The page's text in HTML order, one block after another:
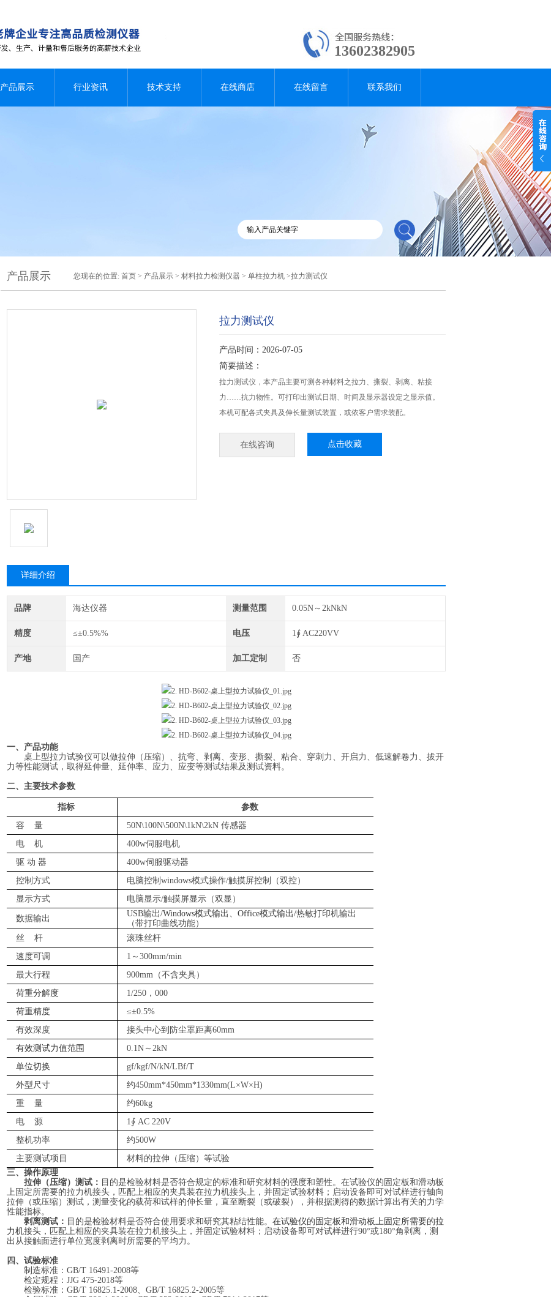
13602382905
产品展示 行业资讯 技术支持 在线商店 在线留言 联系我们
产品展示 您现在的位置: 首页 > 产品展示 > 材料拉力检测仪器 > 单柱拉力机 >拉力测试仪
拉力测试仪
产品时间：2026-07-05
简要描述：
拉力测试仪，本产品主要可测各种材料之拉力、撕裂、剥离、粘接
力……抗力物性。可打印出测试日期、时间及显示器设定之显示值。
本机可配各式夹具及伸长量测试装置，或依客户需求装配。
在线咨询 点击收藏
详细介绍
品牌 海达仪器 测量范围 0.05N～2kNkN
精度 ≤±0.5%% 电压 1∮ AC220VV
产地 国产 加工定制 否
一、 产品功能
桌上型拉力试验仪可以做拉伸（压缩）、抗弯、剥离、变形、撕裂、粘合、穿刺力、开启力、低速解卷力、拔开
力等性能测试，取得延伸量、延伸率、应力、应变等测试结果及测试资料。
二、主要技术参数
指标
参数
容
量
50N\100N\500N\1kN\2kN 传感器
电
机
400w伺服电机
驱 动 器
400w伺服驱动器
控制方式
电脑控制 windows模式操作/触摸屏控制（双控）
显示方式
电脑显示/触摸屏显示（双显）
数据输出
USB输出/Windows模式输出、Office模式输出/热敏打印机输出
（带打印曲线功能）
丝
杆
滚珠丝杆
速度可调
1 ～ 300mm/min
最大行程
900mm（不含夹具）
荷重分解度
1/250，000
荷重精度
≤±0.5%
有效深度
接头中心到防尘罩距离60mm
有效测试力值范围
0.1N～2kN
单位切换
gf/kgf/N/kN/LBf/T
外型尺寸
约450mm*450mm*1330mm(L×W×H)
重
量 约60kg
电
源 1∮ AC 220V
整机功率
约500W
主要测试项目
材料的拉伸（压缩）等试验
三、操作原理
拉伸（压缩）测试： 目的是检验材料是否符合规定的标准和研究材料的强度和塑性。 在试验仪的固定板和滑动板
上固定所需要的拉力机接头 ， 匹配上相应的夹具装在拉力机接头上，并固定试验材料 ； 启动设备即可对试样进行轴向
拉伸（或压缩） 测试， 测量变化的载荷和试样的伸长量，直至断裂（或破裂），并根据测得的数据计算出有关的力学
性能指标。
剥离测试： 目的是检验材料是否符合使用要求和研究其粘结性能。 在试验仪的固定板和滑动板上固定所需要的拉
力机接头 ， 匹配上相应的夹具装在拉力机接头上，并固定试验材料 ； 启动设备即可对试样进行90°或180°角剥离，测
出从接触面进行单位宽度剥离时所需要的平均力。
四、试验标准
制造标准： GB/T 16491-2008等
检定规程： JJG 475-2018等
检验标准： GB/T 16825.1-2008、GB/T 16825.2-2005等